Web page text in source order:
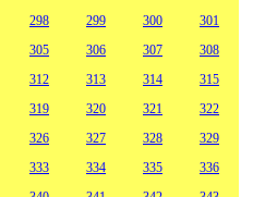
298 299 300
301
305 306 307
308
312 313 314
315
319 320 321
322
326 327 328
329
333 334 335
336